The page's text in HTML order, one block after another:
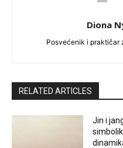
Diona
Posvećenik i praktičar
RELATED ARTICLES
Jin i